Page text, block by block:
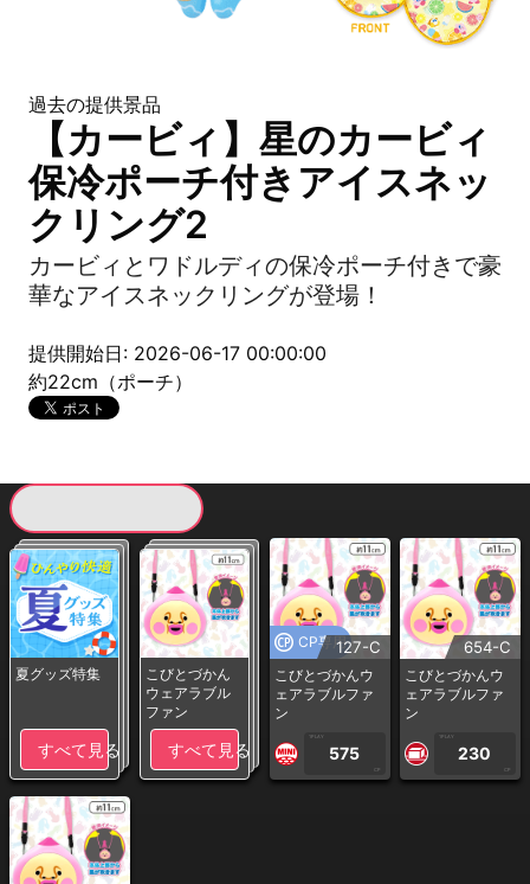
過去の提供景品
【カービィ】星のカービィ
保冷ポーチ付きアイスネッ
クリング2
カービィとワドルディの保冷ポーチ付きで豪
華なアイスネックリングが登場！
提供開始日: 2026-06-17 00:00:00
約22cm（ポーチ）
夏グッズ特集
すべて見る
こびとづかん
ウェアラブル
ファン
すべて見る
CP専用127-C
こびとづかんウ
ェアラブルファ
ン
1PLAY
575
CP
654-C
こびとづかんウ
ェアラブルファ
ン
1PLAY
230
CP